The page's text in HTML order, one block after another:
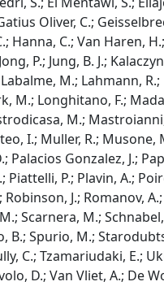
Oliver, C.;
Hanna, C.; Van Haren,
P.; Jung, B. J.;
M.; Lahmann,
M.; Longhitano, F.;
M.;
I.; Muller, R.; Musone,
Gonzalez, J.;
P.; Plavin, A.;
J.; Romanov,
M.; Schnabel,
B.; Spurio, M.;
C.; Tzamariudaki, E.;
D.; Van Vliet, A.; De